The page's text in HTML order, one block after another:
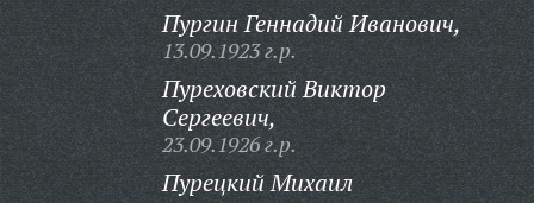
Пургин Геннадий Иванович,
13.09.1923 г.р.
Пуреховский Виктор
Сергеевич,
23.09.1926 г.р.
Пурецкий Михаил